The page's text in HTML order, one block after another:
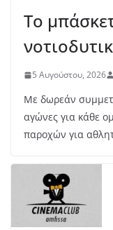
Το
5 Αυγούστου, 2026
Με δωρεάν
αγώνες για κάθε
παροχών για